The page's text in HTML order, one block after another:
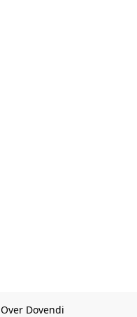
Over Dovendi